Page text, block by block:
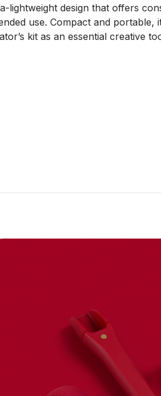
lightweight design that offers
use. Compact and portable,
kit as an essential creative